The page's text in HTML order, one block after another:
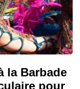
la Barbade
pour